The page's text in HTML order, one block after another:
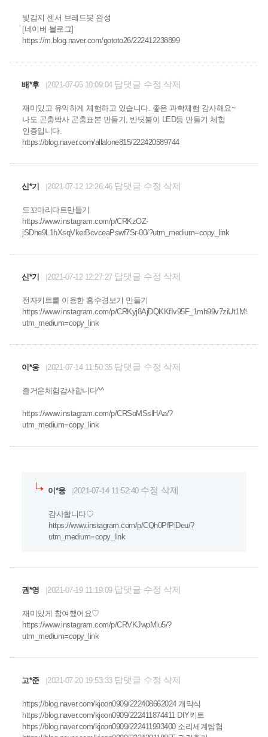
빛감지 센서 브레드봇 완성
[네이버 블로그]
https://m.blog.naver.com/gototo26/222412238899
배*후 2021-07-05 10:09:04 답댓글 수정 삭제
재미있고 유익하게 체험하고 있습니다. 좋은 과학체험 감사해요~
나도 곤충박사 곤충표본 만들기, 반딧불이 LED등 만들기 체험
인증입니다.
https://blog.naver.com/allalone815/222420589744
신*기 2021-07-12 12:26:46 답댓글 수정 삭제
도꼬마리다트만들기
https://www.instagram.com/p/CRKzOZ-
jSDhe9L1hXsqVkerBcvceaPswf7Sr-00/?utm_medium=copy_link
신*기 2021-07-12 12:27:27 답댓글 수정 삭제
전자키트를 이용한 홍수경보기 만들기
https://www.instagram.com/p/
utm_medium=copy_link
이*웅 2021-07-14 11:50:35 답댓글 수정 삭제
즐거운체험감사합니다^^
https://www.instagram.com/p/CRSoMSslHAa/?
utm_medium=copy_link
이*웅 2021-07-14 11:52:40 수정 삭제
감사합니다♡
https://www.instagram.com/p/CQh0PfPlDeu/?
utm_medium=copy_link
권*영 2021-07-19 11:19:09 답댓글 수정 삭제
재미있게 참여했어요♡
https://www.instagram.com/p/CRVKJwpMlu5/?
utm_medium=copy_link
고*준 2021-07-20 19:53:33 답댓글 수정 삭제
https;//blog.naver.com/kjoon0909/222408662024 개막식
https;//blog.naver.com/kjoon0909/222411874411 DIY키트
https;//blog.naver.com/kjoon0909/222411993400 소리세계탐험